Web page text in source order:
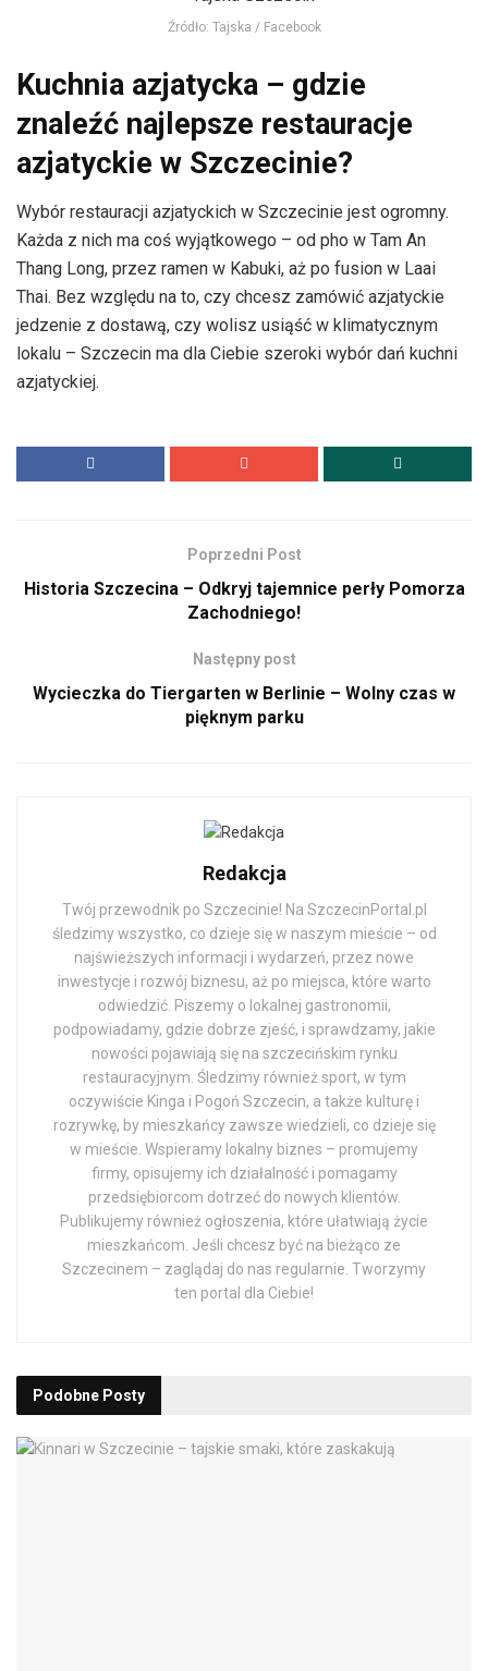
Źródło: Tajska / Facebook
Kuchnia azjatycka – gdzie
znaleźć najlepsze restauracje
azjatyckie w Szczecinie?
Wybór restauracji azjatyckich w Szczecinie jest ogromny.
Każda z nich ma coś wyjątkowego – od pho w Tam An
Thang Long, przez ramen w Kabuki, aż po fusion w Laai
Thai. Bez względu na to, czy chcesz zamówić azjatyckie
jedzenie z dostawą, czy wolisz usiąść w klimatycznym
lokalu – Szczecin ma dla Ciebie szeroki wybór dań kuchni
azjatyckiej.
Poprzedni Post
Historia Szczecina – Odkryj tajemnice perły Pomorza
Zachodniego!
Następny post
Wycieczka do Tiergarten w Berlinie – Wolny czas w
pięknym parku
Redakcja
Twój przewodnik po Szczecinie! Na SzczecinPortal.pl
śledzimy wszystko, co dzieje się w naszym mieście – od
najświeższych informacji i wydarzeń, przez nowe
inwestycje i rozwój biznesu, aż po miejsca, które warto
odwiedzić. Piszemy o lokalnej gastronomii,
podpowiadamy, gdzie dobrze zjeść, i sprawdzamy, jakie
nowości pojawiają się na szczecińskim rynku
restauracyjnym. Śledzimy również sport, w tym
oczywiście Kinga i Pogoń Szczecin, a także kulturę i
rozrywkę, by mieszkańcy zawsze wiedzieli, co dzieje się
w mieście. Wspieramy lokalny biznes – promujemy
firmy, opisujemy ich działalność i pomagamy
przedsiębiorcom dotrzeć do nowych klientów.
Publikujemy również ogłoszenia, które ułatwiają życie
mieszkańcom. Jeśli chcesz być na bieżąco ze
Szczecinem – zaglądaj do nas regularnie. Tworzymy
ten portal dla Ciebie!
Podobne Posty